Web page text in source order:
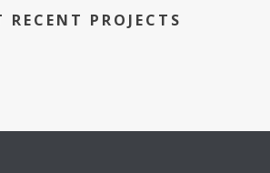
RECENT PROJECTS